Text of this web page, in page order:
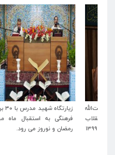
زیارتگاه شهید مدرس با ۳۰ برنامه
فرهنگی به استقبال ماه مبارک
رمضان و نوروز می رود.